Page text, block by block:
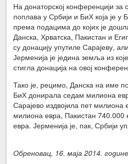
На донаторској конференцији за
поплава у Србији и БиХ која је у
према подацима до којих је
Данска, Хрватска, Пакистан и
су донацију упутиле Сарајеву,
Јерменија је једина земља из
стигла донација на овој
Тако је, рецимо, Данска на име
БиХ донирала седам милиона
Сарајево издвојила пет милиона
милиона евра, Пакистан 740.000
евра. Јерменија је, пак, Србији
Обреновац, 16. маја 2014.